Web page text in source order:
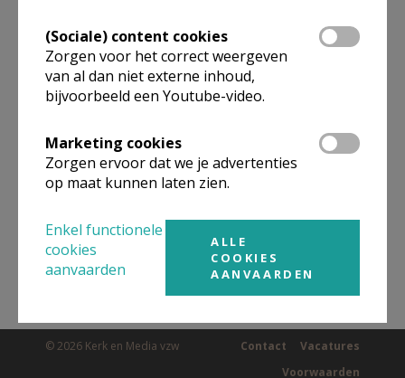
Omgeving
Niet gevonden wat je zocht? Hier vind je
organisaties, in de buurt.
Kerken in of nabijGeel
© 2026 Kerk en Media vzw Vacatures
Contact
Voorwaarden
(Sociale) content cookies
Zorgen voor het correct weergeven
van al dan niet externe inhoud,
bijvoorbeeld een Youtube-video.
Marketing cookies
Zorgen ervoor dat we je advertenties
op maat kunnen laten zien.
Enkel functionele
cookies
aanvaarden
ALLE
COOKIES
AANVAARDEN